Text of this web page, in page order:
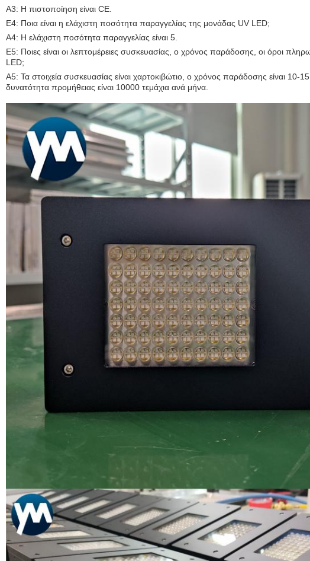
A3: Η πιστοποίηση είναι CE.
Ε4: Ποια είναι η ελάχιστη ποσότητα παραγγελίας της μονάδας UV LED;
A4: Η ελάχιστη ποσότητα παραγγελίας είναι 5.
Ε5: Ποιες είναι οι λεπτομέρειες συσκευασίας, ο χρόνος παράδοσης, οι όροι
LED;
A5: Τα στοιχεία συσκευασίας είναι χαρτοκιβώτιο, ο χρόνος παράδοσης είναι 10-
δυνατότητα προμήθειας είναι 10000 τεμάχια ανά μήνα.